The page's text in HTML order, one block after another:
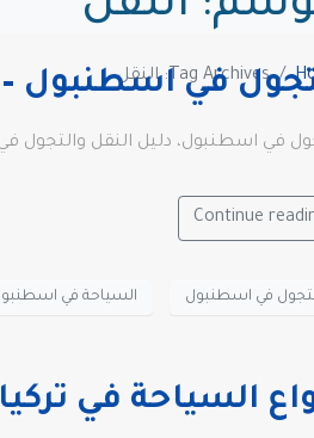
Tag Archives: النقل
في اسطنبول –
في اسطنبول، دليل النقل والتجول
Continue
في اسطنبول السياحة في
السياحة في تركيا